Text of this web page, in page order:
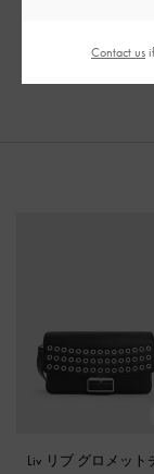
Liv リブ グロメット
Contact us